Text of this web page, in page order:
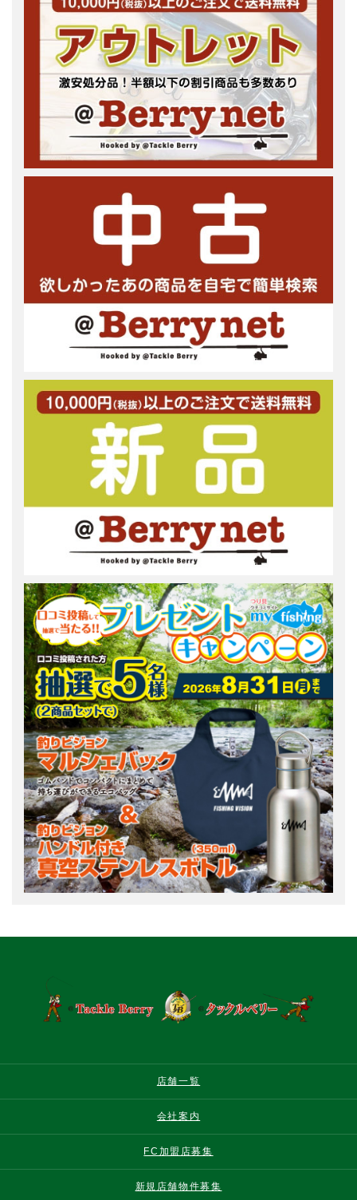
店舗一覧
会社案内
FC加盟店募集
新規店舗物件募集